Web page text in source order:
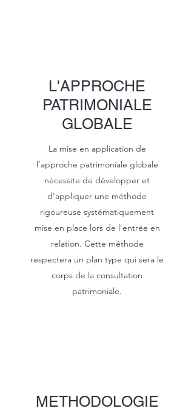
L'APPROCHE
PATRIMONIALE
GLOBALE
La mise en application de
l’approche patrimoniale globale
nécessite de développer et
d’appliquer une méthode
rigoureuse systématiquement
mise en place lors de l’entrée en
relation. Cette méthode
respectera un plan type qui sera le
corps de la consultation
patrimoniale.
METHODOLOGIE